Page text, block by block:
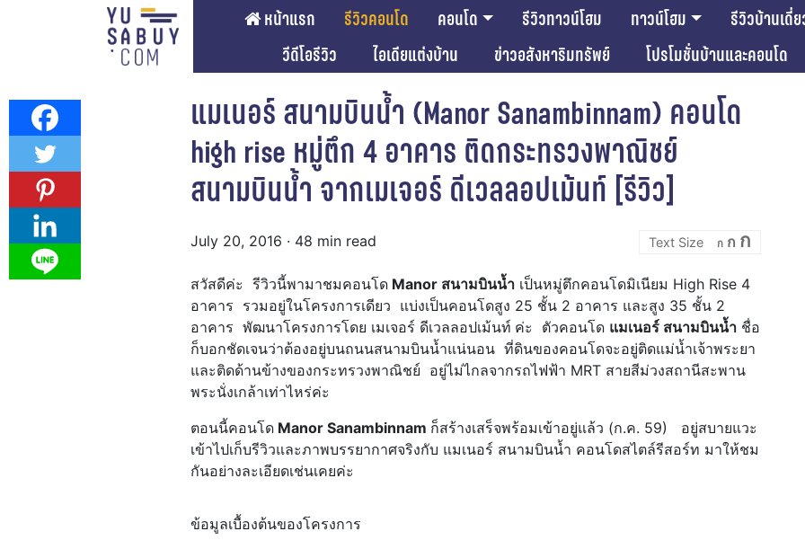
หน้าแรก รีวิวคอนโด คอนโด รีวิวทาวน์โฮม ทาวน์โฮม
รีวิวบ้านเดี่
วีดีโอรีวิว
ไอเดียแต่งบ้าน ข่าวอสังหาริมทรัพย์ โปรโมชั่นบ้านและคอนโด
แมเนอร์ สนามบินน้ำ (Manor Sanambinnam) คอนโด
high rise หมู่ตึก 4 อาคาร ติดกระทรวงพาณิชย์
สนามบินน้ำ จากเมเจอร์ ดีเวลลอปเม้นท์ [รีวิว]
July 20, 2016 · 48 min read ก
Decrease
font
size.
ก Reset
font
ก
สวัสดีค่ะ รีวิวนี้พามาชมคอนโด Manor สนามบินน้ำ เป็นหมู่ตึกคอนโดมิเนียม High Rise 4
อาคาร รวมอยู่ในโครงการเดียว แบ่งเป็นคอนโดสูง 25 ชั้น 2 อาคาร และสูง 35 ชั้น 2
อาคาร พัฒนาโครงการโดย เมเจอร์ ดีเวลลอปเม้นท์ ค่ะ ตัวคอนโด แมเนอร์ สนามบินน้ำ ชื่อ
ก็บอกชัดเจนว่าต้องอยู่บนถนนสนามบินน้ำแน่นอน ที่ดินของคอนโดจะอยู่ติดแม่น้ำเจ้าพระยา
และติดด้านข้างของกระทรวงพาณิชย์ อยู่ไม่ไกลจากรถไฟฟ้า MRT สายสีม่วงสถานีสะพาน
พระนั่งเกล้าเท่าไหร่ค่ะ
ตอนนี้คอนโด Manor Sanambinnam ก็สร้างเสร็จพร้อมเข้าอยู่แล้ว (ก.ค. 59) อยู่สบายแวะ
เข้าไปเก็บรีวิวและภาพบรรยากาศจริงกับ แมเนอร์ สนามบินน้ำ คอนโดสไตล์รีสอร์ท มาให้ชม
กันอย่างละเอียดเช่นเคยค่ะ
ข้อมูลเบื้องต้นของโครงการ